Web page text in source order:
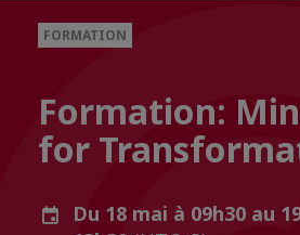
FORMATION
Formation:
for
Du 18 mai à 09h30 au